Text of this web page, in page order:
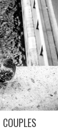
COUPLES